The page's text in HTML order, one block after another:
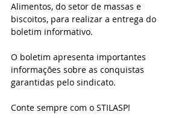
Alimentos, do setor de massas e
biscoitos, para realizar a entrega do
boletim informativo.
O boletim apresenta importantes
informações sobre as conquistas
garantidas pelo sindicato.
Conte sempre com o STILASP!